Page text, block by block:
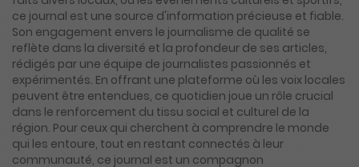
ce journal est une source d'information précieuse et fiable.
Son engagement envers le journalisme de qualité se
reflète dans la diversité et la profondeur de ses articles,
rédigés par une équipe de journalistes passionnés et
expérimentés. En offrant une plateforme où les voix locales
peuvent être entendues, ce quotidien joue un rôle crucial
dans le renforcement du tissu social et culturel de la
région. Pour ceux qui cherchent à comprendre le monde
qui les entoure, tout en restant connectés à leur
communauté, ce journal est un compagnon